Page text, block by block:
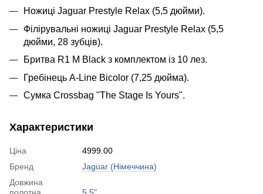
Ножиці Jaguar Prestyle Relax (5,5 дюйми).
Філірувальні ножиці Jaguar Prestyle Relax (5,5
дюйми, 28 зубців).
Бритва R1 M Black з комплектом із 10 лез.
Гребінець A-Line Bicolor (7,25 дюйма).
Сумка Crossbag "The Stage Is Yours".
Характеристики
Ціна
4999.00
Бренд
Jaguar (Німеччина)
Довжина